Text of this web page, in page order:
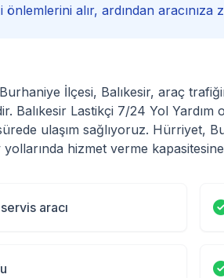
alır, ardından
İlçesi, Balıkesir, araç
Balıkesir Lastikçi 7/24 Yol Yardım
ulaşım sağlıyoruz. Hürriyet,
hizmet verme
aracı